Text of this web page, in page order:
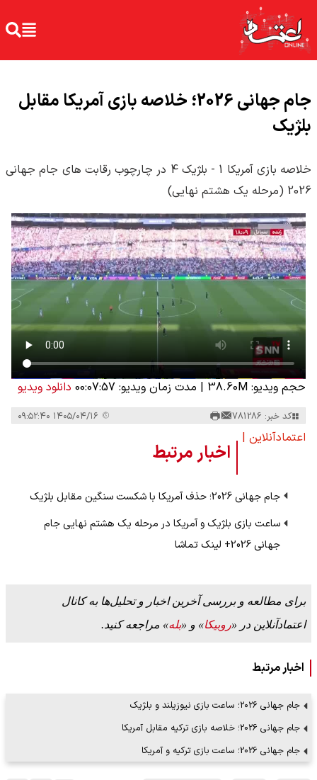
جام جهانی 2026؛ خلاصه بازی آمریکا مقابل
بلژیک
خلاصه بازی آمریکا 1 - بلژیک 4 در چارچوب رقابت های جام جهانی
2026 (مرحله یک هشتم نهایی)
حجم ویدیو: 38.60M | مدت زمان ویدیو: 00:07:57 دانلود ویدیو
کد خبر: 781286
اعتمادآنلاین |
اخبار مرتبط
جام جهانی 2026؛ حذف آمریکا با شکست سنگین مقابل بلژیک
ساعت بازی بلژیک و آمریکا در مرحله یک هشتم نهایی جام
جهانی 2026+ لینک تماشا
برای مطالعه و بررسی آخرین اخبار و تحلیل‌ها به کانال
اعتمادآنلاین در «روبیکا» و «بله» مراجعه کنید.
اخبار مرتبط
جام جهانی ۲۰۲۶؛ ساعت بازی نیوزیلند و بلژیک
جام جهانی 2026؛ خلاصه بازی ترکیه مقابل آمریکا
جام جهانی 2026؛ ساعت بازی ترکیه و آمریکا